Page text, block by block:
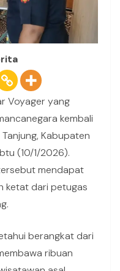
Voyager yang
kembali
Kabupaten
(10/1/2026).
mendapat
ketat dari petugas
berangkat dari
ribuan